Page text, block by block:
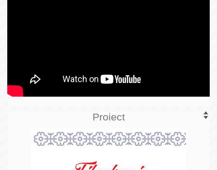
Proiect